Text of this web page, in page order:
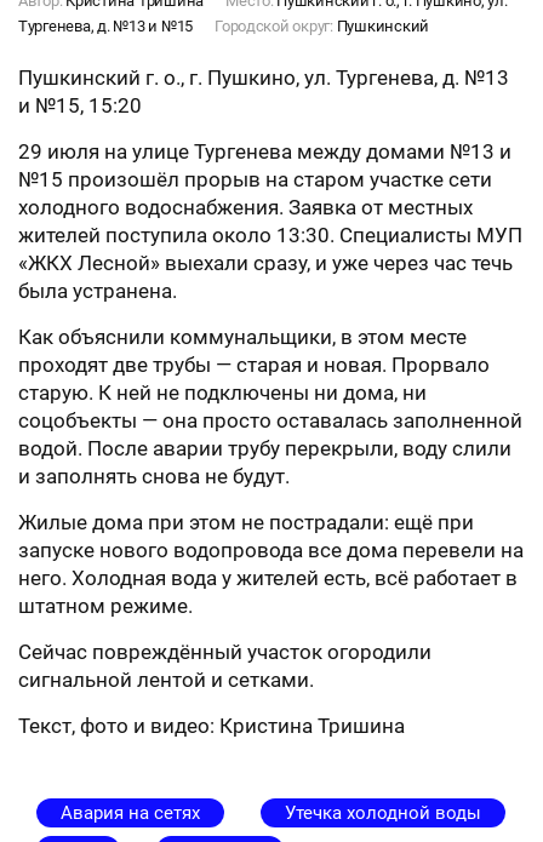
Тургенева, д. №13 и №15
Городской округ: Пушкинский
Пушкинский г. о., г. Пушкино, ул. Тургенева, д. №13
и №15, 15:20
29 июля на улице Тургенева между домами №13 и
№15 произошёл прорыв на старом участке сети
холодного водоснабжения. Заявка от местных
жителей поступила около 13:30. Специалисты МУП
«ЖКХ Лесной» выехали сразу, и уже через час течь
была устранена.
Как объяснили коммунальщики, в этом месте
проходят две трубы — старая и новая. Прорвало
старую. К ней не подключены ни дома, ни
соцобъекты — она просто оставалась заполненной
водой. После аварии трубу перекрыли, воду слили
и заполнять снова не будут.
Жилые дома при этом не пострадали: ещё при
запуске нового водопровода все дома перевели на
него. Холодная вода у жителей есть, всё работает в
штатном режиме.
Сейчас повреждённый участок огородили
сигнальной лентой и сетками.
Текст, фото и видео: Кристина Тришина
Авария на сетях
Утечка холодной воды